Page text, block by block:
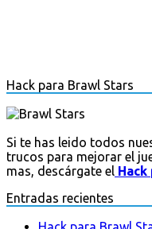
Hack para Brawl Stars
Si te has leido todos
trucos para mejorar el
mas, descárgate el
Entradas recientes